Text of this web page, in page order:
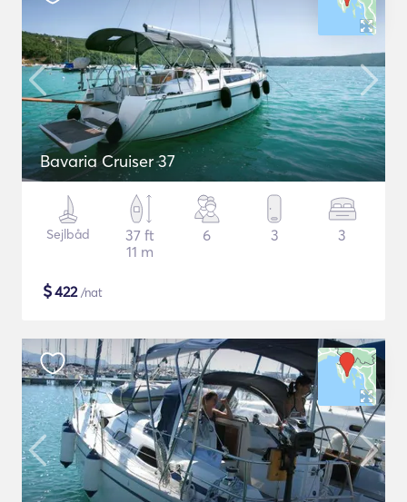
Bavaria Cruiser 37
Sejlbåd
37 ft
11 m
6 3 3
$422/nat